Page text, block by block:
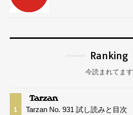
Ranking
今読まれてます
1 Tarzan No. 931 試し読みと目次